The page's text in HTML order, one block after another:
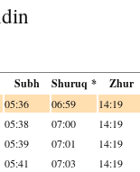
Subh Shuruq * Zhur
05:36 06:59 14:19
05:38 07:00 14:19
05:39 07:01 14:19
05:41 07:03 14:19